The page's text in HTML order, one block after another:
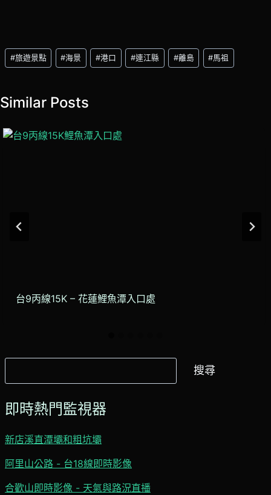
Post
Tags:
#旅遊景點 #海景 #港口 #連江縣 #離島 #馬祖
Similar Posts
台9丙線15K – 花蓮鯉魚潭入口處
尋
搜尋
即時熱門監視器
新店溪直潭壩和粗坑壩
阿里山公路 - 台18線即時影像
合歡山即時影像 - 天氣與路況直播